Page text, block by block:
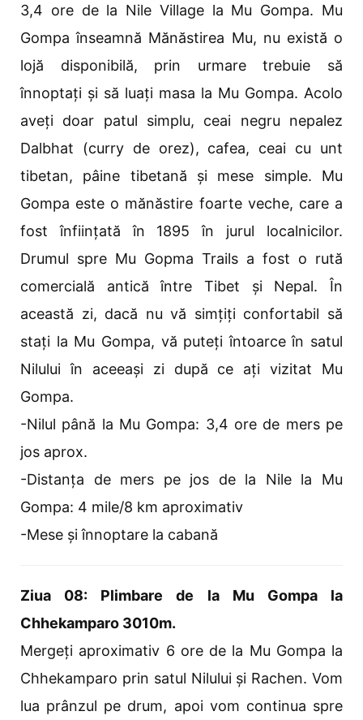
3,4 ore de la Nile Village la Mu Gompa. Mu
Gompa înseamnă Mănăstirea Mu, nu există o
lojă disponibilă, prin urmare trebuie să
înnoptați și să luați masa la Mu Gompa. Acolo
aveți doar patul simplu, ceai negru nepalez
Dalbhat (curry de orez), cafea, ceai cu unt
tibetan, pâine tibetană și mese simple. Mu
Gompa este o mănăstire foarte veche, care a
fost înființată în 1895 în jurul localnicilor.
Drumul spre Mu Gopma Trails a fost o rută
comercială antică între Tibet și Nepal. În
această zi, dacă nu vă simțiți confortabil să
stați la Mu Gompa, vă puteți întoarce în satul
Nilului în aceeași zi după ce ați vizitat Mu
Gompa.
-Nilul până la Mu Gompa: 3,4 ore de mers pe
jos aprox.
-Distanța de mers pe jos de la Nile la Mu
Gompa: 4 mile/8 km aproximativ
-Mese și înnoptare la cabană
Ziua 08: Plimbare de la Mu Gompa la
Chhekamparo 3010m.
Mergeți aproximativ 6 ore de la Mu Gompa la
Chhekamparo prin satul Nilului și Rachen. Vom
lua prânzul pe drum, apoi vom continua spre